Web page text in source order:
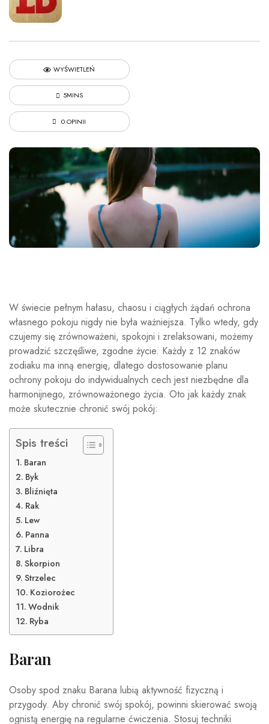
WYŚWIETLEŃ
5MINS
0 OPINII
W świecie pełnym hałasu, chaosu i ciągłych żądań ochrona
własnego pokoju nigdy nie była ważniejsza. Tylko wtedy, gdy
czujemy się zrównoważeni, spokojni i zrelaksowani, możemy
prowadzić szczęśliwe, zgodne życie. Każdy z 12 znaków
zodiaku ma inną energię, dlatego dostosowanie planu
ochrony pokoju do indywidualnych cech jest niezbędne dla
harmonijnego, zrównoważonego życia. Oto jak każdy znak
może skutecznie chronić swój pokój:
Spis treści
Baran
Byk
Bliźnięta
Rak
Lew
Panna
Libra
Skorpion
Strzelec
Koziorożec
Wodnik
Ryba
Baran
Osoby spod znaku Barana lubią aktywność fizyczną i
przygody. Aby chronić swój spokój, powinni skierować swoją
ognistą energię na regularne ćwiczenia. Stosuj techniki